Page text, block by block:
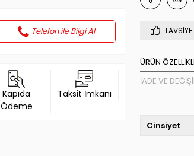
Telefon ile Bilgi Al
Kapıda
Ödeme
Taksit İmkanı
TAVSIYE
ÜRÜN
İADE VE
Cinsiyet